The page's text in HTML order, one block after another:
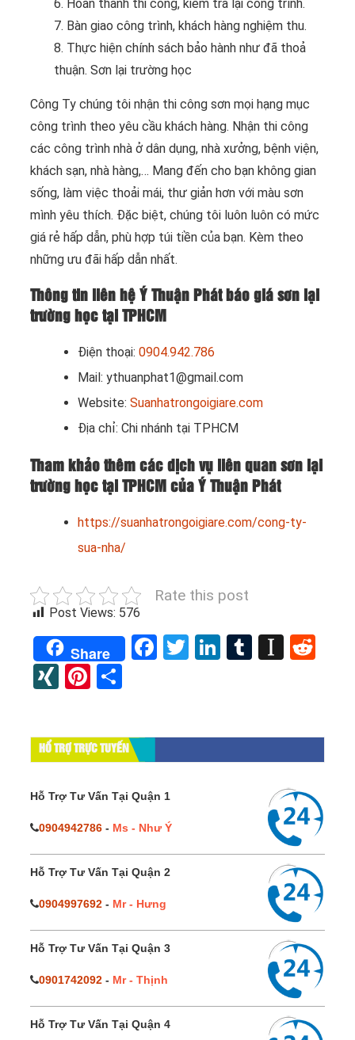
6. Hoàn thành thi công, kiểm tra lại công trình.
7. Bàn giao công trình, khách hàng nghiệm thu.
8. Thực hiện chính sách bảo hành như đã thoả
thuận. Sơn lại trường học
Công Ty chúng tôi nhận thi công sơn mọi hạng mục
công trình theo yêu cầu khách hàng. Nhận thi công
các công trình nhà ở dân dụng, nhà xưởng, bệnh viện,
khách sạn, nhà hàng,… Mang đến cho bạn không gian
sống, làm việc thoải mái, thư giản hơn với màu sơn
mình yêu thích. Đặc biệt, chúng tôi luôn luôn có mức
giá rẻ hấp dẫn, phù hợp túi tiền của bạn. Kèm theo
những ưu đãi hấp dẫn nhất.
Thông tin liên hệ Ý Thuận Phát báo giá sơn lại
trường học tại TPHCM
Điện thoại: 0904.942.786
Mail: ythuanphat1@gmail.com
Website: Suanhatrongoigiare.com
Địa chỉ: Chi nhánh tại TPHCM
Tham khảo thêm các dịch vụ liên quan sơn lại
trường học tại TPHCM của Ý Thuận Phát
https://suanhatrongoigiare.com/cong-ty-
sua-nha/
Rate this post
Post Views: 576
Share Facebook
TwitterLinkedIn
Tumblr
XINGPinterest
HỔ TRỢ TRỰC TUYẾN
Hỗ Trợ Tư Vấn Tại Quận 1
0904942786 - Ms - Như Ý
Hỗ Trợ Tư Vấn Tại Quận 2
0904997692 - Mr - Hưng
Hỗ Trợ Tư Vấn Tại Quận 3
0901742092 - Mr - Thịnh
Hỗ Trợ Tư Vấn Tại Quận 4